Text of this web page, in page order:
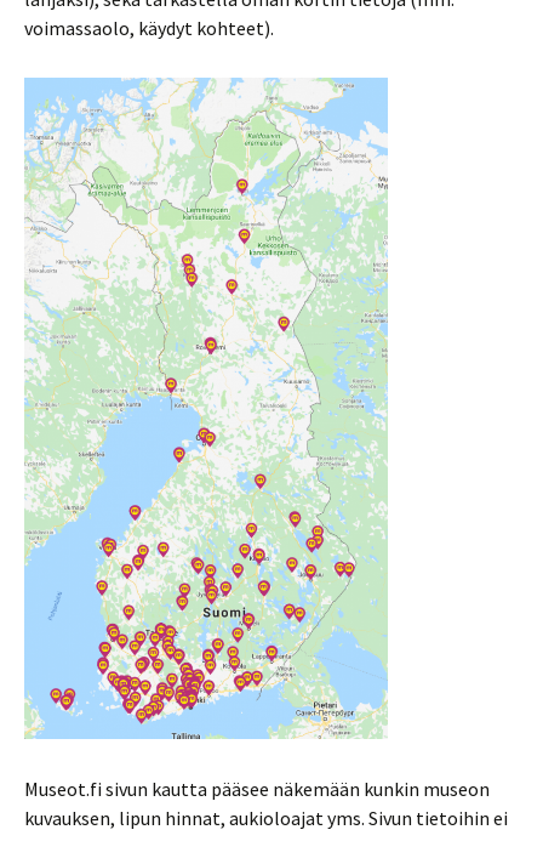
voimassaolo, käydyt kohteet).
Museot.fi sivun kautta pääsee näkemään kunkin museon
kuvauksen, lipun hinnat, aukioloajat yms. Sivun tietoihin ei